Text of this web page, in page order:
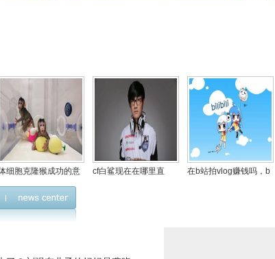
细胞克隆猴成功的意
解读，将大大提高药
cf白鲨现在在哪里直
在b站拍vlog赚钱吗，b